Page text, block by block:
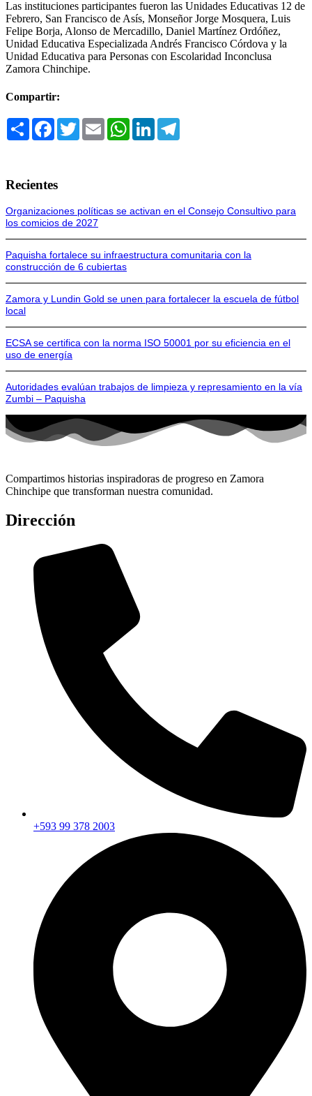
Las instituciones participantes fueron las Unidades Educativas 12 de
Febrero, San Francisco de Asís, Monseñor Jorge Mosquera, Luis
Felipe Borja, Alonso de Mercadillo, Daniel Martínez Ordóñez,
Unidad Educativa Especializada Andrés Francisco Córdova y la
Unidad Educativa para Personas con Escolaridad Inconclusa
Zamora Chinchipe.
Compartir:
CompartirFacebook
TwitterEmail WhatsApp
LinkedIn
Recientes
Organizaciones políticas se activan en el Consejo Consultivo para
los comicios de 2027
Paquisha fortalece su infraestructura comunitaria con la
construcción de 6 cubiertas
Zamora y Lundin Gold se unen para fortalecer la escuela de fútbol
local
ECSA se certifica con la norma ISO 50001 por su eficiencia en el
uso de energía
Autoridades evalúan trabajos de limpieza y represamiento en la vía
Zumbi – Paquisha
Compartimos historias inspiradoras de progreso en Zamora
Chinchipe que transforman nuestra comunidad.
Dirección
+593 99 378 2003